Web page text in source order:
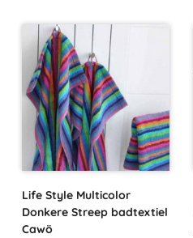
Life Style Multicolor
Donkere Streep badtextiel
Cawö